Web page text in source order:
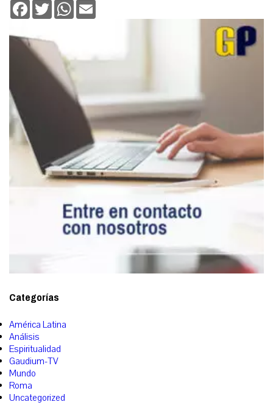
Facebook
TwitterWhatsApp
Categorías
América Latina
Análisis
Espiritualidad
Gaudium-TV
Mundo
Roma
Uncategorized